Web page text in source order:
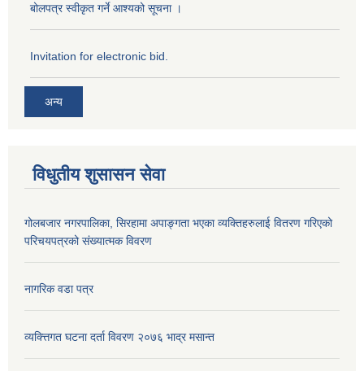
बोलपत्र स्वीकृत गर्ने आश्यको सूचना ।
Invitation for electronic bid.
अन्य
विधुतीय शुसासन सेवा
गोलबजार नगरपालिका, सिरहामा अपाङ्गता भएका व्यक्तिहरुलाई वितरण गरिएको
परिचयपत्रको संख्यात्मक विवरण
नागरिक वडा पत्र
व्यक्त्तिगत घटना दर्ता विवरण २०७६ भाद्र मसान्त